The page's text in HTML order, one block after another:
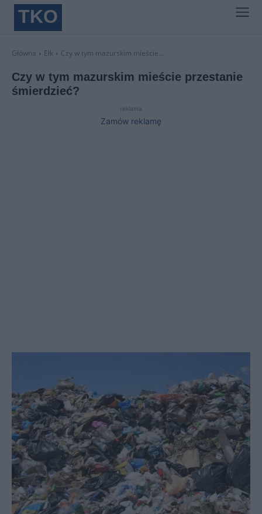
TKO
Główna Ełk Czy w tym mazurskim mieście...
Czy w tym mazurskim mieście przestanie
śmierdzieć?
reklama
Zamów reklamę